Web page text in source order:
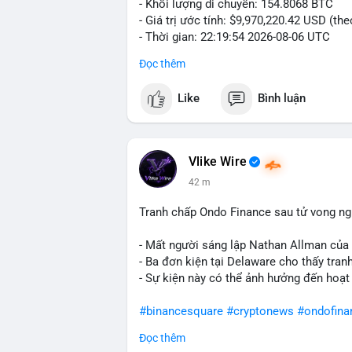
- Khối lượng di chuyển: 154.8068 BTC
- Giá trị ước tính: $9,970,220.42 USD
- Thời gian: 22:19:54 2026-08-06 UTC
Một khối lượng 154.8 BTC trị giá gần 10
nhân hoặc tổ chức kiểm soát, không
nhóm cá voi tích lũy: gom coin từ nhiều
tăng; ngược lại, nếu chảy về ví lạnh, tín
hiện khá nhạy cảm với biến động lớn,
giờ tới.
Nhà đầu tư nhỏ lẻ nên thận trọng, tránh
#154dot8btc #vilanh #tichluydaihan
Đọc thêm
Like Bình luận
Vlike Wire
42 m
Tranh chấp Ondo Finance sau tử vong
- Mất người sáng lập Nathan Allman của
- Ba đơn kiện tại Delaware cho thấy
- Sự kiện này có thể ảnh hưởng đến
#binancesquare #cryptonews
$btc $eth
Đọc thêm